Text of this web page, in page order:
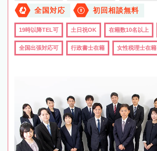
全国対応 初回相談無料
19時以降TEL可 土日祝OK 在籍数10名以上
全国出張対応可 行政書士在籍 女性税理士在籍